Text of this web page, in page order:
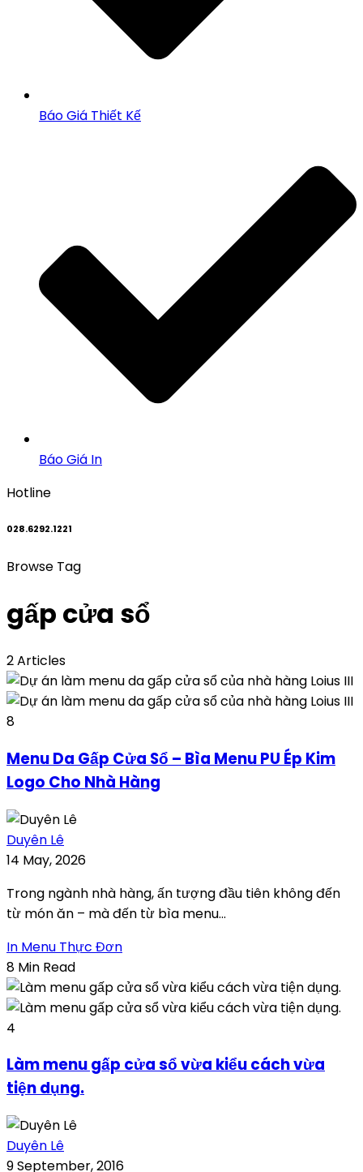
Báo Giá Thiết Kế
Báo Giá In
Hotline
028.6292.1221
Browse Tag
gấp cửa sổ
2 Articles
8
Menu Da Gấp Cửa Sổ – Bìa Menu PU Ép Kim
Logo Cho Nhà Hàng
Duyên Lê
14 May, 2026
Trong ngành nhà hàng, ấn tượng đầu tiên không đến
từ món ăn – mà đến từ bìa menu...
In Menu Thực Đơn
8 Min Read
4
Làm menu gấp cửa sổ vừa kiểu cách vừa
tiện dụng.
Duyên Lê
9 September, 2016